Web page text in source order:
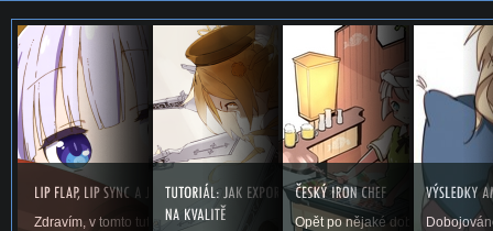
Zdravím, v tomto tutoriálu si povíme něco o lip flapu, co to je,Opět po nějaké době vás vítáme